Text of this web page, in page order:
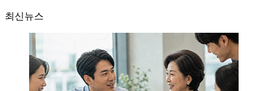
최신뉴스